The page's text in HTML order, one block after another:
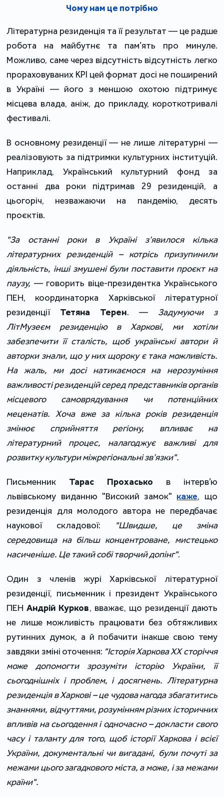
Чому нам це потрібно
Літературна резиденція та її результат ― це радше
робота на майбутнє та пам’ять про минуле.
Можливо, саме через відсутність відсутність легко
прораховуваних KPI цей формат досі не поширений
в Україні ― його з меншою охотою підтримує
місцева влада, аніж, до прикладу, короткотривалі
фестивалі.
В основному резиденції ― не лише літературні ―
реалізовують за підтримки культурних інституцій.
Наприклад, Український культурний фонд за
останні два роки підтримав 29 резиденцій, а
цьогоріч, незважаючи на пандемію, десять
проєктів.
"За останні роки в Україні з’явилося кілька
літературних резиденцій – котрісь призупинили
діяльність, інші змушені були поставити проєкт на
паузу, — говорить віце-президентка Українського
ПЕН, координаторка Харківської літературної
резиденції Тетяна Терен. — Задумуючи з
ЛітМузеєм резиденцію в Харкові, ми хотіли
забезпечити її сталість, щоб українські автори й
авторки знали, що у них щороку є така можливість.
На жаль, ми досі натикаємося на нерозуміння
важливості резиденцій серед представників органів
місцевого самоврядування чи потенційних
меценатів. Хоча вже за кілька років резиденція
змінює сприйняття регіону, впливає на
літературний процес, налагоджує важливі для
розвитку культури міжрегіональні зв’язки".
Письменник Тарас Прохасько в інтерв’ю
львівському виданню "Високий замок" каже, що
резиденція для молодого автора не передбачає
наукової складової:
"Швидше, це зміна
середовища на більш концентроване, мистецько
насиченіше. Це такий собі творчий допінг".
Один з членів журі Харківської літературної
резиденції, письменник і президент Українського
ПЕНАндрій Курков, вважає, що резиденції дають
не лише можливість працювати без обтяжливих
рутинних думок, а й побачити інакше свою тему
завдяки зміні оточення: "Історія Харкова ХХ сторіччя
може допомогти зрозуміти історію України, її
сьогоднішніх і проблем, і досягнень. Літературна
резиденція в Харкові – це чудова нагода збагатитись
знаннями, відчуттями, розумінням різних історичних
впливів на сьогодення і одночасно – докласти свого
часу і таланту для того, щоб історії Харкова і всієї
України, документальні чи вигадані, були почуті за
межами цього загадкового міста, а може, і за межами
країни".